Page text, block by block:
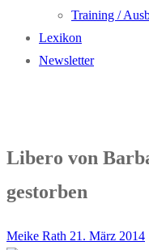
Training /
Lexikon
Newsletter
Libero von
gestorben
Meike Rath 21. März 2014